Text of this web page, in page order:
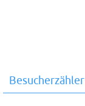
Besucherzähler